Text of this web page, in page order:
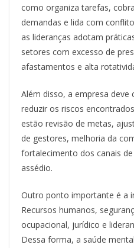
como organiza tarefas,
demandas e lida com
as lideranças adotam
setores com excesso de
afastamentos e alta
Além disso, a empresa deve
reduzir os riscos
estão revisão de metas,
de gestores, melhoria da
fortalecimento dos canais
assédio.
Outro ponto importante é a
Recursos humanos,
ocupacional, jurídico e
Dessa forma, a saúde